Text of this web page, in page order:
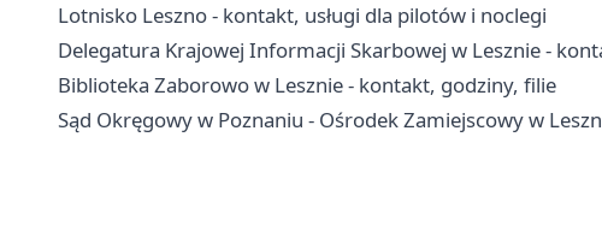
Lotnisko Leszno - kontakt, usługi dla pilotów i noclegi
Delegatura Krajowej Informacji Skarbowej w Lesznie -
Biblioteka Zaborowo w Lesznie - kontakt, godziny, filie
Sąd Okręgowy w Poznaniu - Ośrodek Zamiejscowy w